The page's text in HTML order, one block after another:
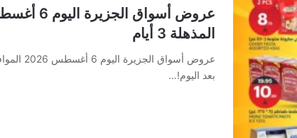
المذهلة 3 أيام
بعد اليوم!…